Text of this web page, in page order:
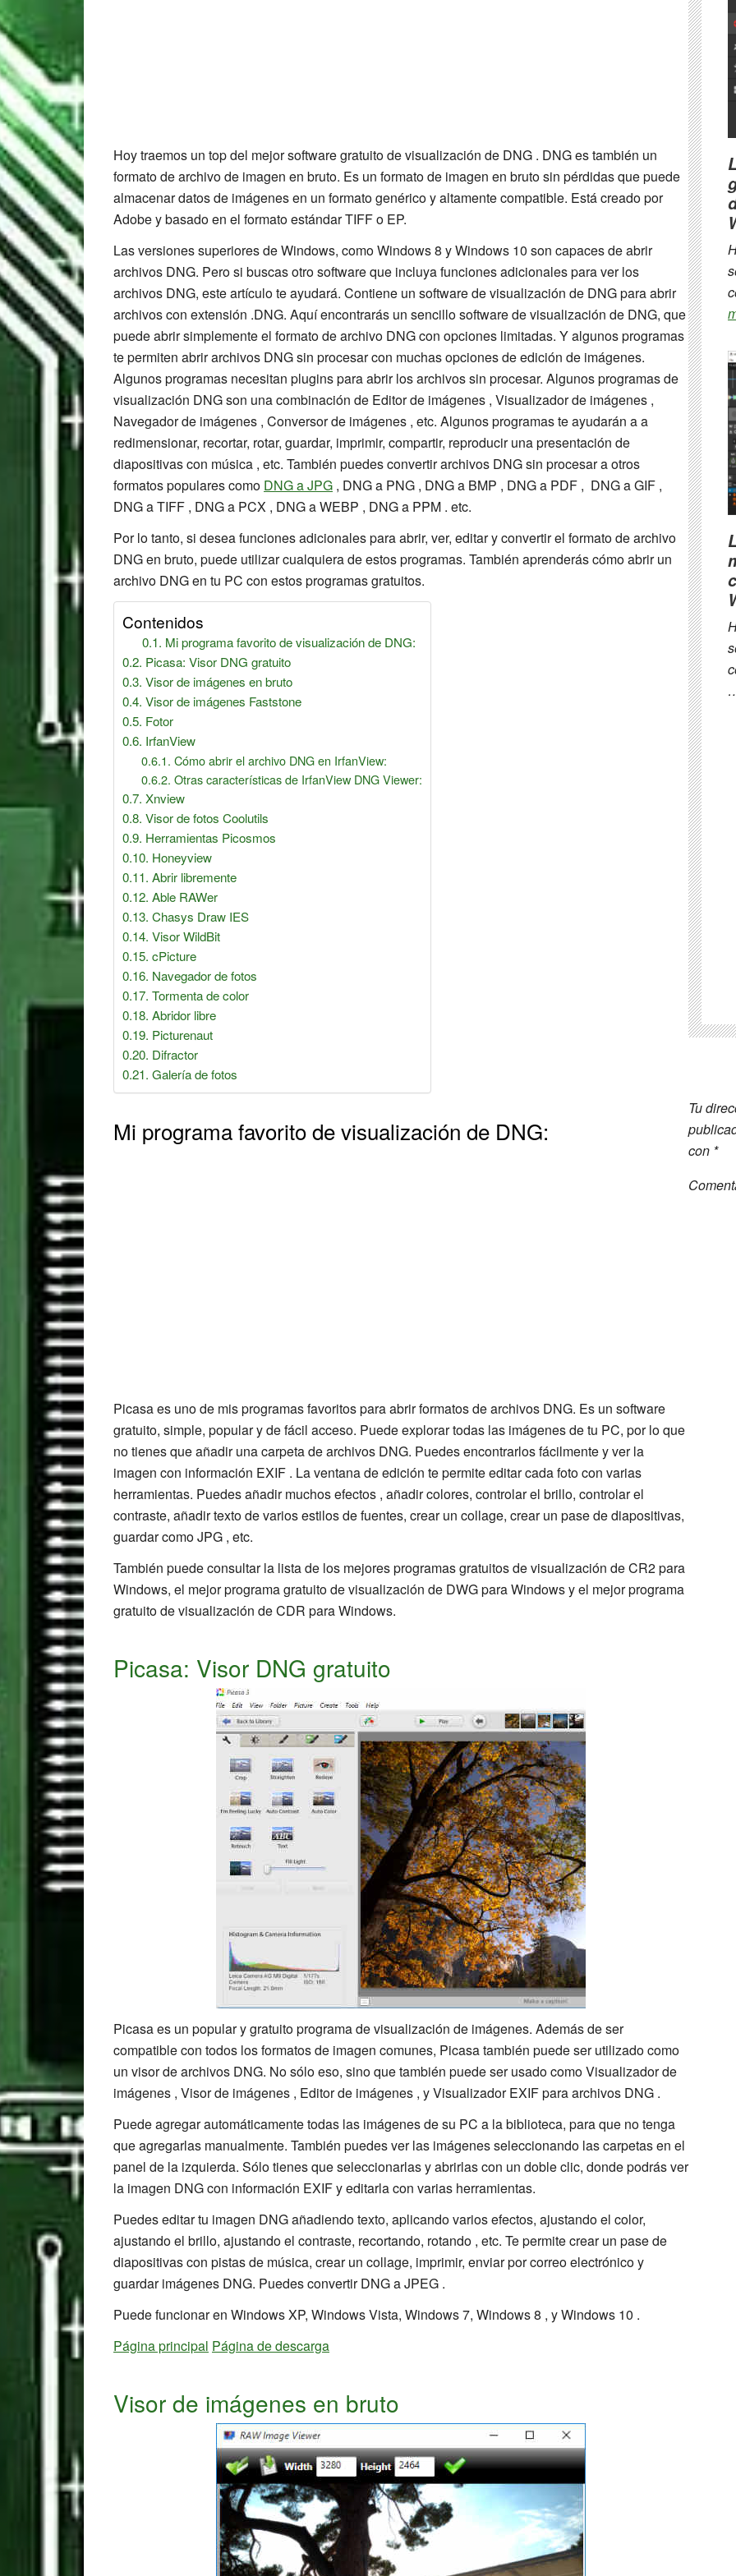
Hoy traemos un top del mejor software gratuito de visualización de DNG . DNG es también un
formato de archivo de imagen en bruto. Es un formato de imagen en bruto sin pérdidas que puede
almacenar datos de imágenes en un formato genérico y altamente compatible. Está creado por
Adobe y basado en el formato estándar TIFF o EP.
Las versiones superiores de Windows, como Windows 8 y Windows 10 son capaces de abrir
archivos DNG. Pero si buscas otro software que incluya funciones adicionales para ver los
archivos DNG, este artículo te ayudará. Contiene un software de visualización de DNG para abrir
archivos con extensión .DNG. Aquí encontrarás un sencillo software de visualización de DNG, que
puede abrir simplemente el formato de archivo DNG con opciones limitadas. Y algunos programas
te permiten abrir archivos DNG sin procesar con muchas opciones de edición de imágenes.
Algunos programas necesitan plugins para abrir los archivos sin procesar. Algunos programas de
visualización DNG son una combinación de Editor de imágenes , Visualizador de imágenes ,
Navegador de imágenes , Conversor de imágenes , etc. Algunos programas te ayudarán a a
redimensionar, recortar, rotar, guardar, imprimir, compartir, reproducir una presentación de
diapositivas con música , etc. También puedes convertir archivos DNG sin procesar a otros
formatos populares como DNG a JPG , DNG a PNG , DNG a BMP , DNG a PDF , DNG a GIF ,
DNG a TIFF , DNG a PCX , DNG a WEBP , DNG a PPM . etc.
Por lo tanto, si desea funciones adicionales para abrir, ver, editar y convertir el formato de archivo
DNG en bruto, puede utilizar cualquiera de estos programas. También aprenderás cómo abrir un
archivo DNG en tu PC con estos programas gratuitos.
Contenidos
Mi programa favorito de visualización de DNG:
Picasa: Visor DNG gratuito
Visor de imágenes en bruto
Visor de imágenes Faststone
Fotor
IrfanView
Cómo abrir el archivo DNG en IrfanView:
Otras características de IrfanView DNG Viewer:
Xnview
Visor de fotos Coolutils
Herramientas Picosmos
Honeyview
Abrir libremente
Able RAWer
Chasys Draw IES
Visor WildBit
cPicture
Navegador de fotos
Tormenta de color
Abridor libre
Picturenaut
Difractor
Galería de fotos
Mi programa favorito de visualización de DNG:
Picasa es uno de mis programas favoritos para abrir formatos de archivos DNG. Es un software
gratuito, simple, popular y de fácil acceso. Puede explorar todas las imágenes de tu PC, por lo que
no tienes que añadir una carpeta de archivos DNG. Puedes encontrarlos fácilmente y ver la
imagen con información EXIF . La ventana de edición te permite editar cada foto con varias
herramientas. Puedes añadir muchos efectos , añadir colores, controlar el brillo, controlar el
contraste, añadir texto de varios estilos de fuentes, crear un collage, crear un pase de diapositivas,
guardar como JPG , etc.
También puede consultar la lista de los mejores programas gratuitos de visualización de CR2 para
Windows, el mejor programa gratuito de visualización de DWG para Windows y el mejor programa
gratuito de visualización de CDR para Windows.
Picasa: Visor DNG gratuito
Picasa es un popular y gratuito programa de visualización de imágenes. Además de ser
compatible con todos los formatos de imagen comunes, Picasa también puede ser utilizado como
un visor de archivos DNG. No sólo eso, sino que también puede ser usado como Visualizador de
imágenes , Visor de imágenes , Editor de imágenes , y Visualizador EXIF para archivos DNG .
Puede agregar automáticamente todas las imágenes de su PC a la biblioteca, para que no tenga
que agregarlas manualmente. También puedes ver las imágenes seleccionando las carpetas en el
panel de la izquierda. Sólo tienes que seleccionarlas y abrirlas con un doble clic, donde podrás ver
la imagen DNG con información EXIF y editarla con varias herramientas.
Puedes editar tu imagen DNG añadiendo texto, aplicando varios efectos, ajustando el color,
ajustando el brillo, ajustando el contraste, recortando, rotando , etc. Te permite crear un pase de
diapositivas con pistas de música, crear un collage, imprimir, enviar por correo electrónico y
guardar imágenes DNG. Puedes convertir DNG a JPEG .
Puede funcionar en Windows XP, Windows Vista, Windows 7, Windows 8 , y Windows 10 .
Página principal Página de descarga
Visor de imágenes en bruto
Reader
Interactions
Tu
con *